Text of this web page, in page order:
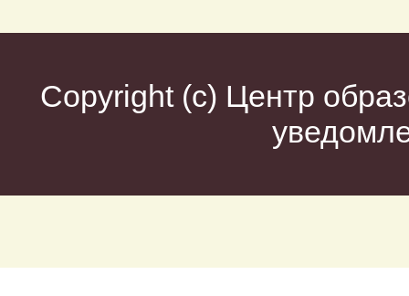
Copyright (c) Центр